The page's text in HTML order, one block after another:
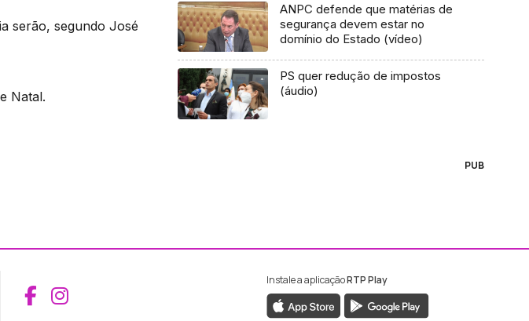
serão, segundo José
Natal.
ANPC defende que matérias de
segurança devem estar no
domínio do Estado (vídeo)
PS quer redução de impostos
(áudio)
PUB
Aceder ao Facebook da RTP Madeira
Aceder ao Instagram da RTP Madeira
Instale a aplicaçãoRTP Play